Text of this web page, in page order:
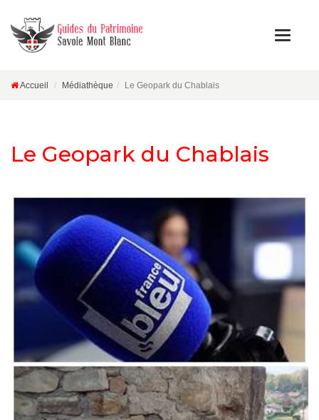
Accueil Médiathèque Le Geopark du Chablais
Le Geopark du Chablais